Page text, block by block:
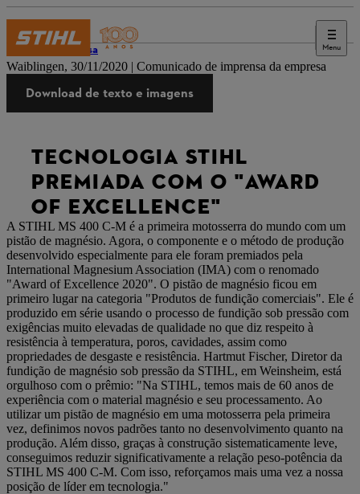
Menu
Imprensa
Waiblingen, 30/11/2020 | Comunicado de imprensa da empresa
Download de texto e imagens
TECNOLOGIA STIHL
PREMIADA COM O "AWARD
OF EXCELLENCE"
A STIHL MS 400 C-M é a primeira motosserra do mundo com um
pistão de magnésio. Agora, o componente e o método de produção
desenvolvido especialmente para ele foram premiados pela
International Magnesium Association (IMA) com o renomado
"Award of Excellence 2020". O pistão de magnésio ficou em
primeiro lugar na categoria "Produtos de fundição comerciais". Ele é
produzido em série usando o processo de fundição sob pressão com
exigências muito elevadas de qualidade no que diz respeito à
resistência à temperatura, poros, cavidades, assim como
propriedades de desgaste e resistência. Hartmut Fischer, Diretor da
fundição de magnésio sob pressão da STIHL, em Weinsheim, está
orgulhoso com o prêmio: "Na STIHL, temos mais de 60 anos de
experiência com o material magnésio e seu processamento. Ao
utilizar um pistão de magnésio em uma motosserra pela primeira
vez, definimos novos padrões tanto no desenvolvimento quanto na
produção. Além disso, graças à construção sistematicamente leve,
conseguimos reduzir significativamente a relação peso-potência da
STIHL MS 400 C-M. Com isso, reforçamos mais uma vez a nossa
posição de líder em tecnologia."